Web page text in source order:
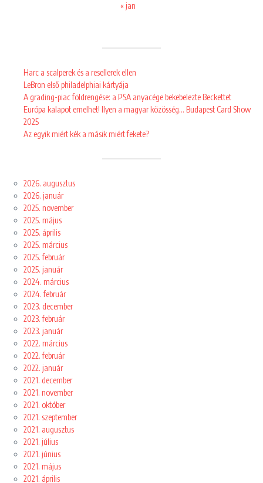
« jan
Harc a scalperek és a resellerek ellen
LeBron első philadelphiai kártyája
A grading-piac földrengése: a PSA anyacége bekebelezte Beckettet
Európa kalapot emelhet! Ilyen a magyar közösség… Budapest Card Show
2025
Az egyik miért kék a másik miért fekete?
2026. augusztus
2026. január
2025. november
2025. május
2025. április
2025. március
2025. február
2025. január
2024. március
2024. február
2023. december
2023. február
2023. január
2022. március
2022. február
2022. január
2021. december
2021. november
2021. október
2021. szeptember
2021. augusztus
2021. július
2021. június
2021. május
2021. április